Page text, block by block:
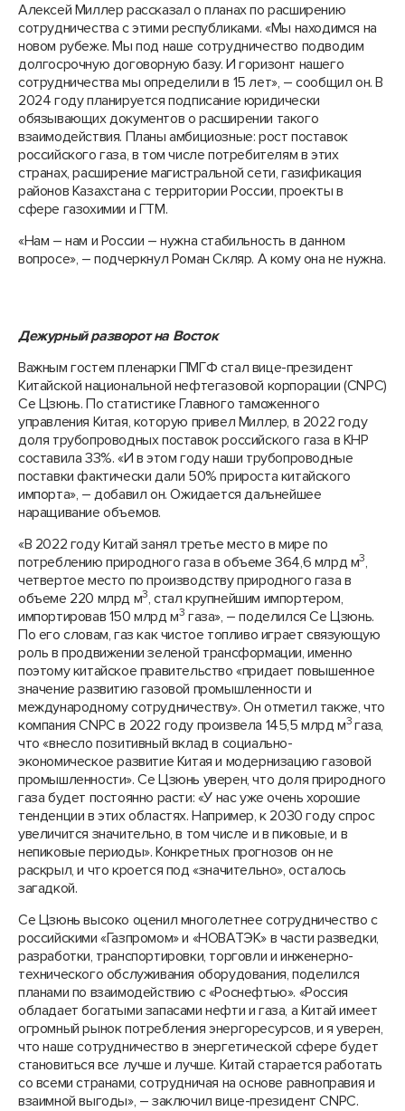
Алексей Миллер рассказал о планах по расширению
сотрудничества с этими республиками. «Мы находимся на
новом рубеже. Мы под наше сотрудничество подводим
долгосрочную договорную базу. И горизонт нашего
сотрудничества мы определили в 15 лет», – сообщил он. В
2024 году планируется подписание юридически
обязывающих документов о расширении такого
взаимодействия. Планы амбициозные: рост поставок
российского газа, в том числе потребителям в этих
странах, расширение магистральной сети, газификация
районов Казахстана с территории России, проекты в
сфере газохимии и ГТМ.
«Нам – нам и России – нужна стабильность в данном
вопросе», – подчеркнул Роман Скляр. А кому она не нужна.
Дежурный разворот на Восток
Важным гостем пленарки ПМГФ стал вице-президент
Китайской национальной нефтегазовой корпорации (CNPC)
Се Цзюнь. По статистике Главного таможенного
управления Китая, которую привел Миллер, в 2022 году
доля трубопроводных поставок российского газа в КНР
составила 33%. «И в этом году наши трубопроводные
поставки фактически дали 50% прироста китайского
импорта», – добавил он. Ожидается дальнейшее
наращивание объемов.
«В 2022 году Китай занял третье место в мире по
потреблению природного газа в объеме 364,6 млрд м3,
четвертое место по производству природного газа в
объеме 220 млрд м3, стал крупнейшим импортером,
импортировав 150 млрд м3 газа», – поделился Се Цзюнь.
По его словам, газ как чистое топливо играет связующую
роль в продвижении зеленой трансформации, именно
поэтому китайское правительство «придает повышенное
значение развитию газовой промышленности и
международному сотрудничеству». Он отметил также, что
компания CNPC в 2022 году произвела 145,5 млрд м3газа,
что «внесло позитивный вклад в социально-
экономическое развитие Китая и модернизацию газовой
промышленности». Се Цзюнь уверен, что доля природного
газа будет постоянно расти: «У нас уже очень хорошие
тенденции в этих областях. Например, к 2030 году спрос
увеличится значительно, в том числе и в пиковые, и в
непиковые периоды». Конкретных прогнозов он не
раскрыл, и что кроется под «значительно», осталось
загадкой.
Се Цзюнь высоко оценил многолетнее сотрудничество с
российскими «Газпромом» и «НОВАТЭК» в части разведки,
разработки, транспортировки, торговли и инженерно-
технического обслуживания оборудования, поделился
планами по взаимодействию с «Роснефтью». «Россия
обладает богатыми запасами нефти и газа, а Китай имеет
огромный рынок потребления энергоресурсов, и я уверен,
что наше сотрудничество в энергетической сфере будет
становиться все лучше и лучше. Китай старается работать
со всеми странами, сотрудничая на основе равноправия и
взаимной выгоды», – заключил вице-президент CNPC.